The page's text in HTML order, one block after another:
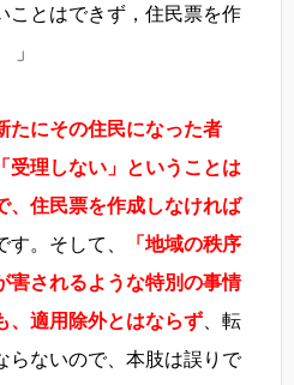
ことはできず，住民票を作
」
たにその住民になった者
受理しない」ということは
、住民票を作成しなければ
す。そして、
「地域の秩序
害されるような特別の事情
、適用除外とはならず 、転
らないので、本肢は誤りで